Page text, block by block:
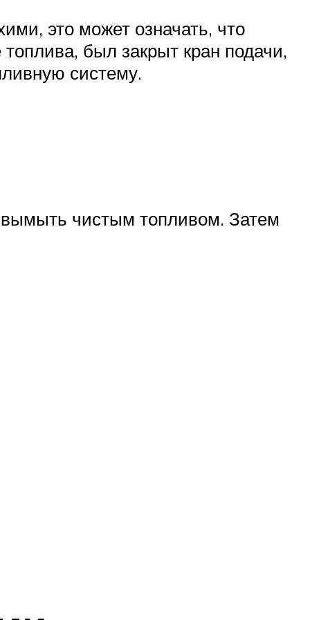
это может означать, что
был закрыт кран подачи,
систему.
вымыть чистым топливом. Затем